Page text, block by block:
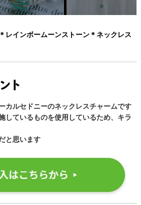
レインボームーンストーン＊ネックレス
カルセドニーのネックレスチャームです
しているものを使用しているため、キラ
と思います